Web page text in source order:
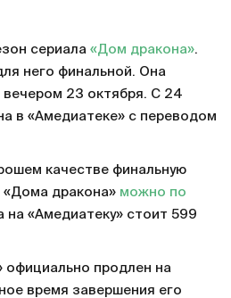
сериала «Дом дракона».
него финальной. Она
вечером 23 октября. С 24
в «Амедиатеке» с переводом
качестве финальную
«Дома дракона» можно по
на «Амедиатеку» стоит 599
официально продлен на
время завершения его